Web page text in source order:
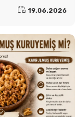
19.06.2026